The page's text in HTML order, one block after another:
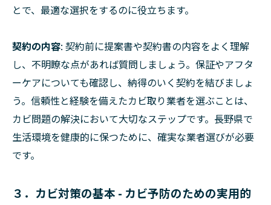
とで、最適な選択をするのに役立ちます。
契約の内容: 契約前に提案書や契約書の内容をよく理解
し、不明瞭な点があれば質問しましょう。保証やアフタ
ーケアについても確認し、納得のいく契約を結びましょ
う。信頼性と経験を備えたカビ取り業者を選ぶことは、
カビ問題の解決において大切なステップです。長野県で
生活環境を健康的に保つために、確実な業者選びが必要
です。
３．カビ対策の基本 - カビ予防のための実用的